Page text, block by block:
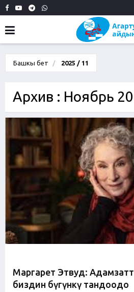
Башкы бет 2025 / 11
Архив : Ноябрь
Маргарет Этвуд:
биздин бүгүнкү тандоодо